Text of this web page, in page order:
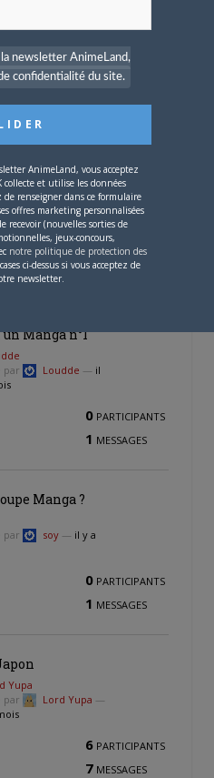
7
8
par
Lord Yupa
17PARTICIPANTS
18 MESSAGES
Manga n°1
par
Loudde — il
0 PARTICIPANTS
1 MESSAGES
Manga ?
par
soy — il y a
0 PARTICIPANTS
1 MESSAGES
Yupa
par
Lord Yupa —
6 PARTICIPANTS
7 MESSAGES
newsletter AnimeLand,
confidentialité du site.
AnimeLand, vous acceptez
collecte et utilise les données
de renseigner dans ce formulaire
offres marketing personnalisées
recevoir (nouvelles sorties de
jeux-concours,
notre politique de protection des
ci-dessus si vous acceptez de
newsletter.